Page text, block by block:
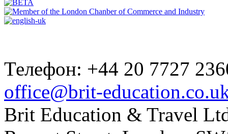
Телефон: +44 20 7727
office@brit-
Brit Education & Travel